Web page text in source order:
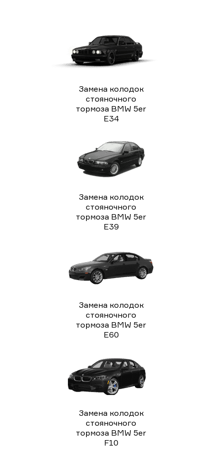
Замена колодок
стояночного
тормоза BMW 5er
E34
Замена колодок
стояночного
тормоза BMW 5er
E39
Замена колодок
стояночного
тормоза BMW 5er
E60
Замена колодок
стояночного
тормоза BMW 5er
F10